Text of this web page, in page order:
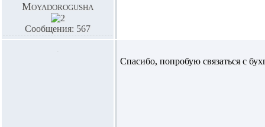
Moyadorogusha
Сообщения: 567
Спасибо, попробую связаться с